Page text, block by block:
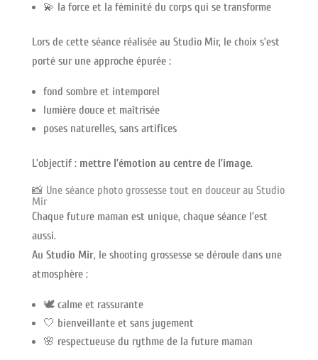
💫 la force et la féminité du corps qui se transforme
Lors de cette séance réalisée au Studio Mir, le choix s’est
porté sur une approche épurée :
fond sombre et intemporel
lumière douce et maîtrisée
poses naturelles, sans artifices
L’objectif : mettre l’émotion au centre de l’image.
📸 Une séance photo grossesse tout en douceur au Studio
Mir
Chaque future maman est unique, chaque séance l’est
aussi.
Au Studio Mir, le shooting grossesse se déroule dans une
atmosphère :
🕊️ calme et rassurante
🤍 bienveillante et sans jugement
🌸 respectueuse du rythme de la future maman